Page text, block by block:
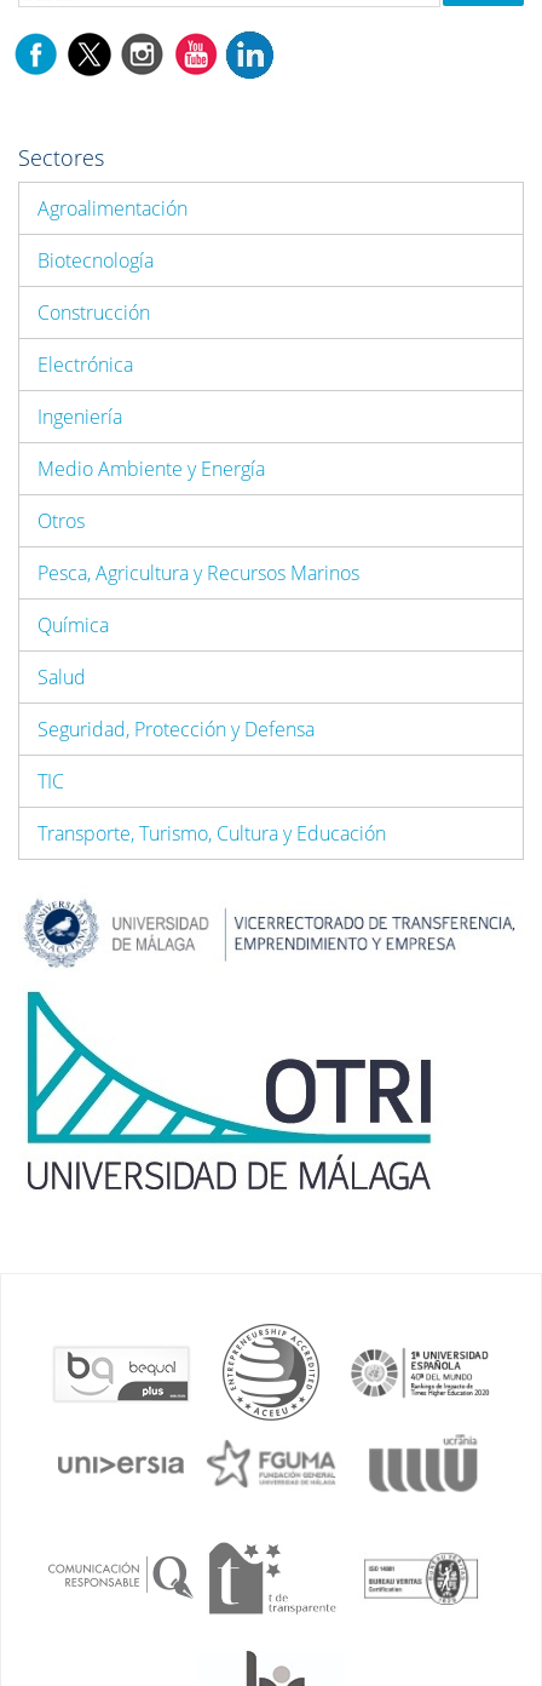
Sectores
Agroalimentación
Biotecnología
Construcción
Electrónica
Ingeniería
Medio Ambiente y Energía
Otros
Pesca, Agricultura y Recursos Marinos
Química
Salud
Seguridad, Protección y Defensa
TIC
Transporte, Turismo, Cultura y Educación